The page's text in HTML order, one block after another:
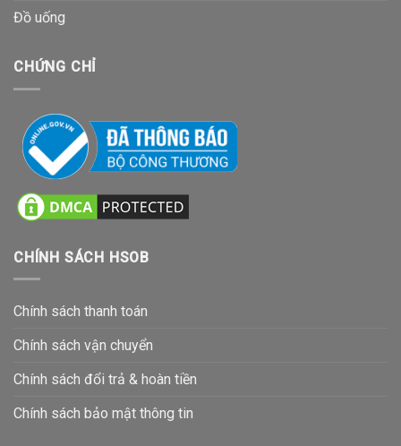
Đồ uống
CHỨNG CHỈ
CHÍNH SÁCH HSOB
Chính sách thanh toán
Chính sách vận chuyển
Chính sách đổi trả & hoàn tiền
Chính sách bảo mật thông tin